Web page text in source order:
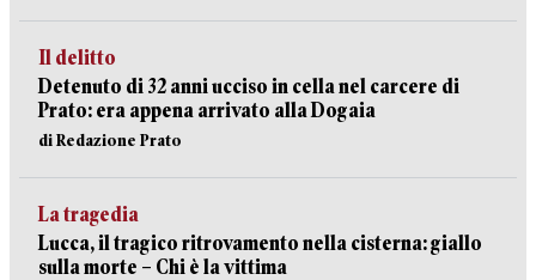
Il delitto
Detenuto di 32 anni ucciso in cella nel carcere di
Prato: era appena arrivato alla Dogaia
di Redazione Prato
La tragedia
Lucca, il tragico ritrovamento nella cisterna: giallo
sulla morte – Chi è la vittima